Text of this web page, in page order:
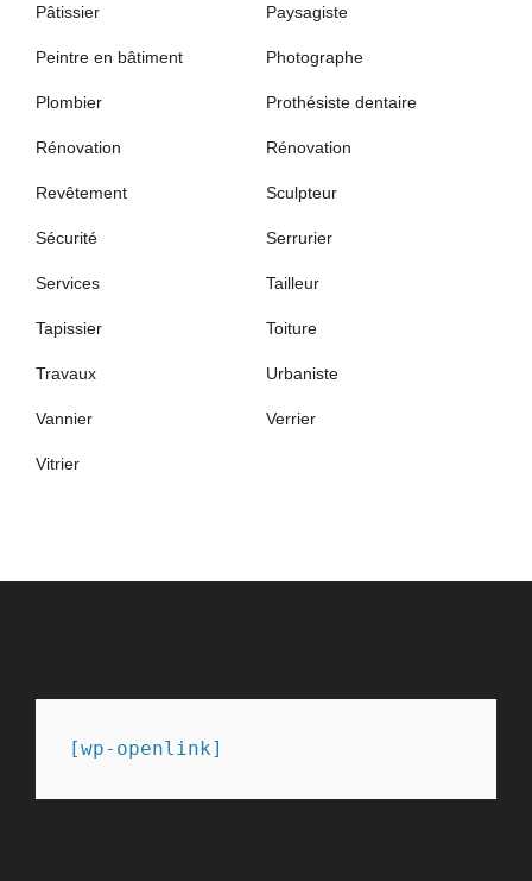
Pâtissier Paysagiste
Peintre en bâtiment Photographe
Plombier Prothésiste dentaire
Rénovation Rénovation
Revêtement Sculpteur
Sécurité Serrurier
Services Tailleur
Tapissier Toiture
Travaux Urbaniste
Vannier Verrier
Vitrier
[wp-openlink]